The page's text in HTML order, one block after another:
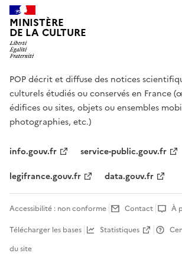
MINISTÈRE
DE LA CULTURE
POP décrit et diffuse des notices
culturels étudiés ou conservés en France
édifices ou sites, objets ou ensembles
photographies, etc.)
info.gouv.fr
service-public.gouv.fr
legifrance.gouv.fr
data.gouv.fr
Accessibilité : non conforme Contact
À
Télécharger les bases
Statistiques
du site